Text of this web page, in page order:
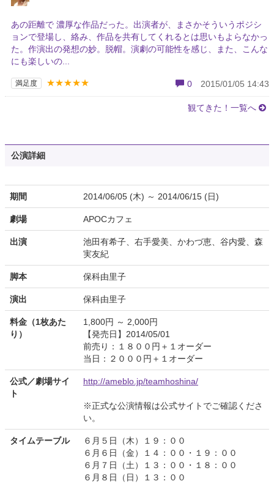
あの距離で 濃厚な作品だった。出演者が、まさかそういうポジシ
ョンで登場し、絡み、作品を共有してくれるとは思いもよらなかっ
た。作演出の発想の妙。脱帽。演劇の可能性を感じ、また、こんな
にも楽しいの...
満足度 ★★★★★ 0 2015/01/05 14:43
観てきた！一覧へ
公演詳細
期間 2014/06/05 (木) ～ 2014/06/15 (日)
劇場 APOCカフェ
出演
池田有希子、右手愛美、かわづ恵、谷内愛、森
実友紀
脚本 保科由里子
演出 保科由里子
料金（1枚あた
り）
1,800円 ～ 2,000円
【発売日】2014/05/01
前売り：１８００円＋１オーダー
当日：２０００円＋１オーダー
公式／劇場サイ
ト
http://ameblo.jp/teamhoshina/
※正式な公演情報は公式サイトでご確認くださ
い。
タイムテーブル
６月５日（木）１９：００
６月６日（金）１４：００・１９：００
６月７日（土）１３：００・１８：００
６月８日（日）１３：００